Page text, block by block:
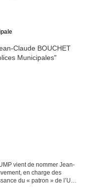
vient de nommer Jean-
en charge des
du « patron » de l’UMP